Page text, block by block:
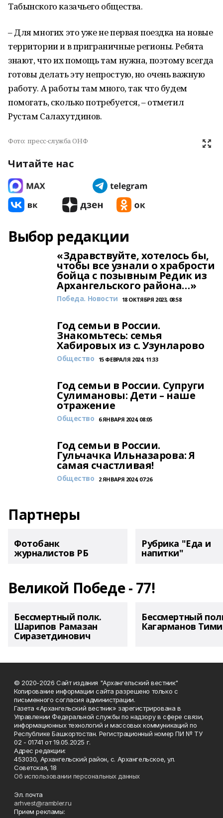
Табынского казачьего общества.
– Для многих это уже не первая поездка на новые
территории и в приграничные регионы. Ребята
знают, что их помощь там нужна, поэтому всегда
готовы делать эту непростую, но очень важную
работу. А работы там много, так что будем
помогать, сколько потребуется, – отметил
Рустам Салахутдинов.
Фото: пресс-служба ОНФ
Читайте нас
Выбор редакции
«Здравствуйте, хотелось бы,
чтобы все узнали о храбрости
бойца с позывным Редик из
Архангельского района…»
Победа. Новости 18 ОКТЯБРЯ 2023, 08:58
Год семьи в России.
Знакомьтесь: семья
Хабировых из с. Узунларово
Общество 15 ФЕВРАЛЯ 2024, 11:33
Год семьи в России. Супруги
Сулимановы: Дети – наше
отражение
Общество 6 ЯНВАРЯ 2024, 08:05
Год семьи в России.
Гульчачка Ильназарова: Я
самая счастливая!
Общество 2 ЯНВАРЯ 2024, 07:26
Партнеры
Фотобанк
журналистов РБ
Рубрика "Еда и
напитки"
Великой Победе - 77!
Бессмертный полк.
Шарипов Рамазан
Сиразетдинович
Бессмертный
Кагарманов
© 2020-2026 Сайт издания "Архангельский вестник"
Копирование информации сайта разрешено только с
письменного согласия администрации.
Газета «Архангельский вестник» зарегистрирована в
Управлении Федеральной службы по надзору в сфере связи,
информационных технологий и массовых коммуникаций по
Республике Башкортостан. Регистрационный номер ПИ № ТУ
02 - 01741 от 19.05.2025 г.
Адрес редакции:
453030, Архангельский район, с. Архангельское, ул.
Советская, 18
Об использовании персональных данных
Эл. почта
arhvest@rambler.ru
Прием рекламы: